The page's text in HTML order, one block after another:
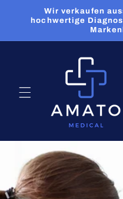
Inhalt
Wir verkaufen
hochwertige